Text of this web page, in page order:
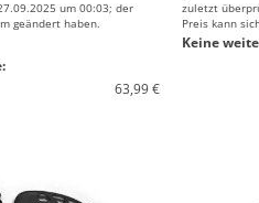
um 00:03; der
geändert haben.
63,99 €
zuletzt
Preis kann
Keine